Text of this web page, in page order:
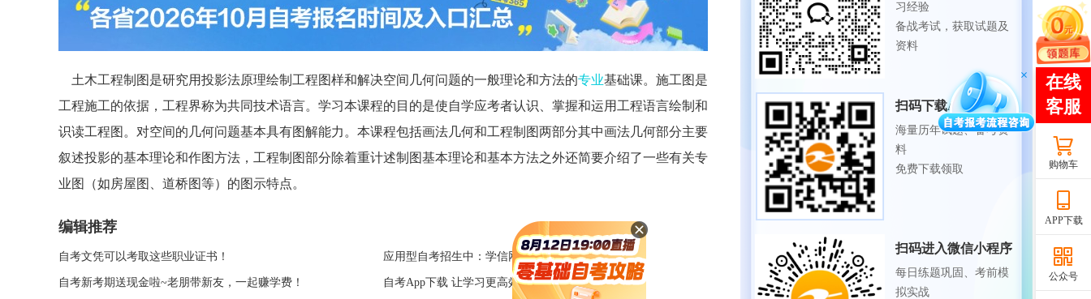
土木工程制图是研究用投影法原理绘制工程图样和解决空间几何问题的一般理论和方法的专业基础课。施工图是
工程施工的依据，工程界称为共同技术语言。学习本课程的目的是使自学应考者认识、掌握和运用工程语言绘制和
识读工程图。对空间的几何问题基本具有图解能力。本课程包括画法几何和工程制图两部分其中画法几何部分主要
叙述投影的基本理论和作图方法，工程制图部分除着重计述制图基本理论和基本方法之外还简要介绍了一些有关专
业图（如房屋图、道桥图等）的图示特点。
编辑推荐
自考文凭可以考取这些职业证书！ 应用型自考招生中：学信网可查+笔试科目少
自考新考期送现金啦~老朋带新友，一起赚学费！ 自考App下载 让学习更高效便捷
习经验
备战考试，获取试题及
资料
扫码下载APP
海量历年试题、备考资
料
免费下载领取
扫码进入微信小程序
每日练题巩固、考前模
拟实战
购物车
APP下载
公众号